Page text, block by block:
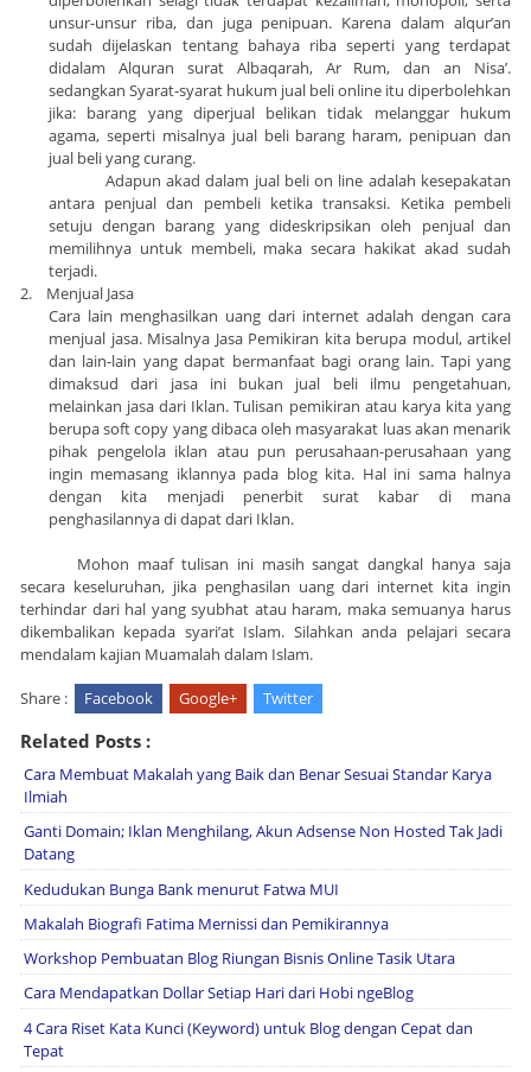
unsur-unsur riba, dan juga penipuan. Karena dalam alqur’an
sudah dijelaskan tentang bahaya riba seperti yang terdapat
didalam Alquran surat Albaqarah, Ar Rum, dan an Nisa’.
sedangkan Syarat-syarat hukum jual beli online itu diperbolehkan
jika: barang yang diperjual belikan tidak melanggar hukum
agama, seperti misalnya jual beli barang haram, penipuan dan
jual beli yang curang.
Adapun akad dalam jual beli on line adalah kesepakatan
antara penjual dan pembeli ketika transaksi. Ketika pembeli
setuju dengan barang yang dideskripsikan oleh penjual dan
memilihnya untuk membeli, maka secara hakikat akad sudah
terjadi.
2.
Menjual Jasa
Cara lain menghasilkan uang dari internet adalah dengan cara
menjual jasa. Misalnya Jasa Pemikiran kita berupa modul, artikel
dan lain-lain yang dapat bermanfaat bagi orang lain. Tapi yang
dimaksud dari jasa ini bukan jual beli ilmu pengetahuan,
melainkan jasa dari Iklan. Tulisan pemikiran atau karya kita yang
berupa soft copy yang dibaca oleh masyarakat luas akan menarik
pihak pengelola iklan atau pun perusahaan-perusahaan yang
ingin memasang iklannya pada blog kita. Hal ini sama halnya
dengan kita menjadi penerbit surat kabar di mana
penghasilannya di dapat dari Iklan.
Mohon maaf tulisan ini masih sangat dangkal hanya saja
secara keseluruhan, jika penghasilan uang dari internet kita ingin
terhindar dari hal yang syubhat atau haram, maka semuanya harus
dikembalikan kepada syari’at Islam. Silahkan anda pelajari secara
mendalam kajian Muamalah dalam Islam.
Share : Facebook Google+ Twitter
Related Posts :
Cara Membuat Makalah yang Baik dan Benar Sesuai Standar Karya
Ilmiah
Ganti Domain; Iklan Menghilang, Akun Adsense Non Hosted Tak Jadi
Datang
Kedudukan Bunga Bank menurut Fatwa MUI
Makalah Biografi Fatima Mernissi dan Pemikirannya
Workshop Pembuatan Blog Riungan Bisnis Online Tasik Utara
Cara Mendapatkan Dollar Setiap Hari dari Hobi ngeBlog
4 Cara Riset Kata Kunci (Keyword) untuk Blog dengan Cepat dan
Tepat